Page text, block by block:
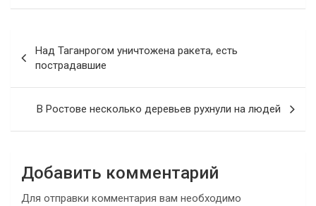
по
записям
Над Таганрогом уничтожена ракета, есть
пострадавшие
В Ростове несколько деревьев рухнули на людей
Добавить комментарий
Для отправки комментария вам необходимо